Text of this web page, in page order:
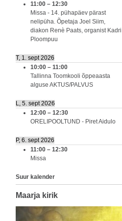
11:00 – 12:30
Missa - 14. pühapäev pärast
nelipüha. Õpetaja Joel Siim,
diakon Renè Paats, organist Kadri
Ploompuu
T, 1. sept 2026
10:00 – 11:00
Tallinna Toomkooli õppeaasta
alguse AKTUS/PALVUS
L, 5. sept 2026
12:00 – 12:30
ORELIPOOLTUND - Piret Aidulo
P, 6. sept 2026
11:00 – 12:30
Missa
Suur kalender
Maarja kirik